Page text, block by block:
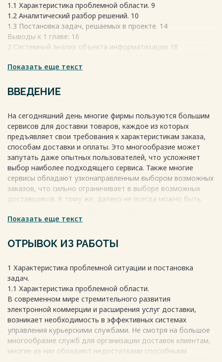
1.1 Характеристика проблемной области. 9
1.2 Аналитический разбор решений. 10
1.3 Постановка задач, решаемых в проекте. 14
Выводы к 1 главе: 16
2 Системный анализ объекта информатизации 18
2.2 Функциональное моделирование 24
37
Выводы ко 2 главе: 42
3.1 Проектирование архитектуры информационной системы
44
3.2 Инфологическое проектирование 47
3.3 Проектирование интерфейса 51
3.4 Программная реализация проекта 57
Выводы к 3 главе: 60
ЗАКЛЮЧЕНИЕ 62
СПИСОК ИСПОЛЬЗОВАННЫХ ИСТОЧНИКОВ 64
Показать еще текст
ВВЕДЕНИЕ
На сегодняшний день многие фирмы пользуются большим
сервисов для доставки товаров, каждое из которых
предъявляет свои требования к характеристикам заказа,
способам доставки и оплаты. Это многообразие может
запутать даже опытных пользователей, что усложняет
выбор наиболее подходящего сервиса. Также многие
сервисы обладают узконаправленным выбором возможных
заказов, что сильно ограничивает в выборе возможных
доставщиков. К тому же, далеко не всегда можно быть
Исходя из особенностей работы различных курьерских
условий: требований, выставленных на этапе оформления
при доставке или поломка транспортного средства, могут
негативно сказаться на опыте пользователя. Несмотря на
то что правила работы большинства сервисов доставки
доступны, они зачастую размещены на сторонних ресурсах
или не представлены в полной мере, что делает их
труднодоступными для пользователя.
Весь текст будет доступенпосле покупки
Показать еще текст
ОТРЫВОК ИЗ РАБОТЫ
1 Характеристика проблемной ситуации и постановка
задач.
1.1 Характеристика проблемной области.
В современном мире стремительного развития
электронной коммерции и расширения услуг доставки,
возникает необходимость в эффективных системах
управления курьерскими службами. Не смотря на большое
многообразие служб для организации доставок клиентам,
многие из них обладают недостатками способными